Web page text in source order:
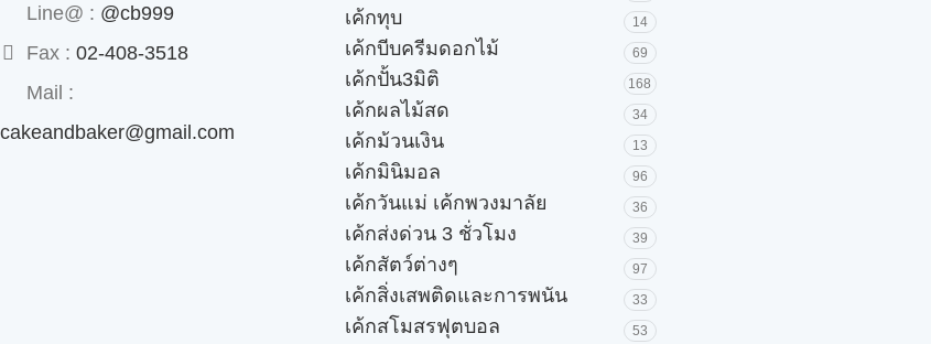
Line@ : @cb999
Fax : 02-408-3518
Mail :
cakeandbaker@gmail.com
เค้กทุบ 14
เค้กบีบครีมดอกไม้ 69
เค้กปั้น3มิติ 168
เค้กผลไม้สด 34
เค้กม้วนเงิน 13
เค้กมินิมอล 96
เค้กวันแม่ เค้กพวงมาลัย 36
เค้กส่งด่วน 3 ชั่วโมง 39
เค้กสัตว์ต่างๆ 97
เค้กสิ่งเสพติดและการพนัน 33
เค้กสโมสรฟุตบอล 53